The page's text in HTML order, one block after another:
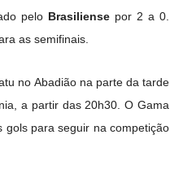
pelo Brasiliense por 2 a 0.
as semifinais.
no Abadião na parte da tarde
a partir das 20h30. O Gama
gols para seguir na competição